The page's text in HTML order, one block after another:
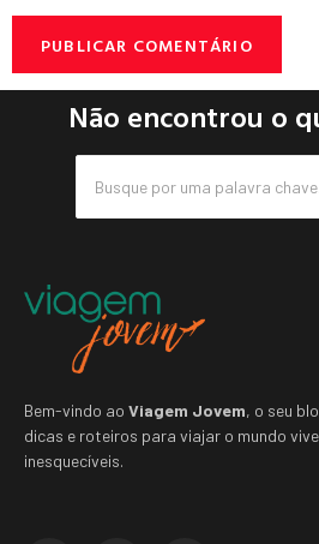
Não encontrou o
Bem-vindo ao Viagem Jovem, o seu
dicas e roteiros para viajar o mundo
inesquecíveis.